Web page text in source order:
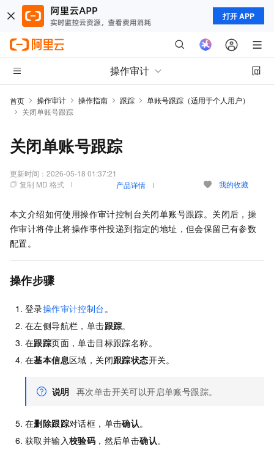
打开 APP
操作审计
首页 操作审计 操作指南 跟踪
单账号跟踪（适用于个人用户）
关闭单账号跟踪
关闭单账号跟踪
更新时间： 2026-05-18 01:37:21
复制 MD 格式
产品详情 我的收藏
本文介绍如何使用操作审计控制台关闭单账号跟踪。关闭后，操
作审计将停止将操作事件投递到指定的地址，但会保留已有参数
配置。
操作步骤
登录操作审计控制台。
在左侧导航栏，单击跟踪。
在跟踪页面，单击目标跟踪名称。
在基本信息区域，关闭跟踪状态开关。
说明 再次单击开关可以开启单账号跟踪。
在删除跟踪对话框，单击确认。
获取并输入校验码 ，然后单击确认。